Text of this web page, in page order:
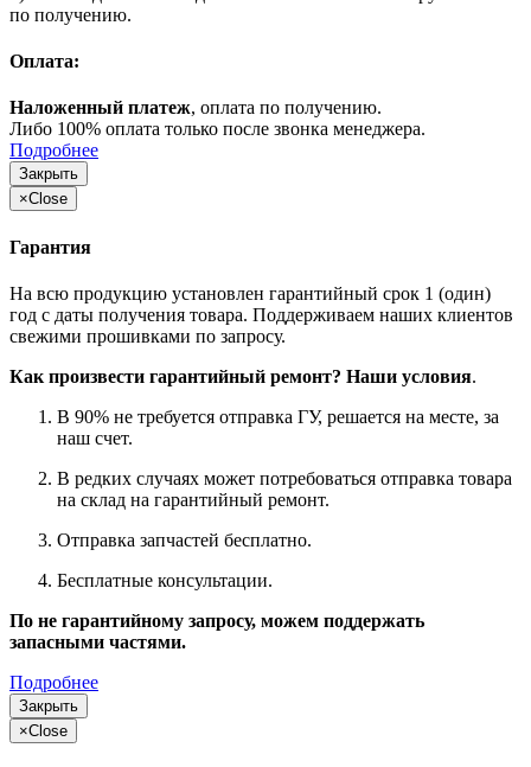
по получению.
Оплата:
Наложенный платеж, оплата по получению.
Либо 100% оплата только после звонка менеджера.
Подробнее
Закрыть
×Close
Гарантия
На всю продукцию установлен гарантийный срок 1 (один)
год с даты получения товара. Поддерживаем наших клиентов
свежими прошивками по запросу.
Как произвести гарантийный ремонт? Наши условия.
В 90% не требуется отправка ГУ, решается на месте, за
наш счет.
В редких случаях может потребоваться отправка товара
на склад на гарантийный ремонт.
Отправка запчастей бесплатно.
Бесплатные консультации.
По не гарантийному запросу, можем поддержать
запасными частями.
Подробнее
Закрыть
×Close